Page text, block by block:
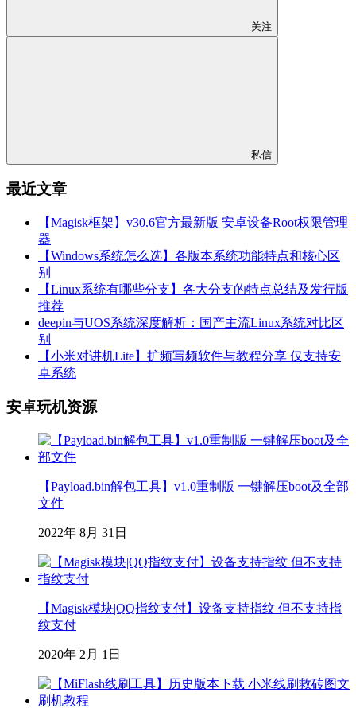
关注
私信
最近文章
【Magisk框架】v30.6官方最新版 安卓设备Root权限管理
器
【Windows系统怎么选】各版本系统功能特点和核心区
别
【Linux系统有哪些分支】各大分支的特点总结及发行版
推荐
deepin与UOS系统深度解析：国产主流Linux系统对比区
别
【小米对讲机Lite】扩频写频软件与教程分享 仅支持安
卓系统
安卓玩机资源
【Payload.bin解包工具】v1.0重制版 一键解压boot及全部
文件
2022年 8月 31日
【Magisk模块|QQ指纹支付】设备支持指纹 但不支持指
纹支付
2020年 2月 1日